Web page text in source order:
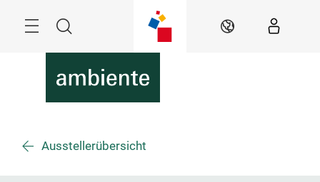
Suche DE
Ausstellerübersicht